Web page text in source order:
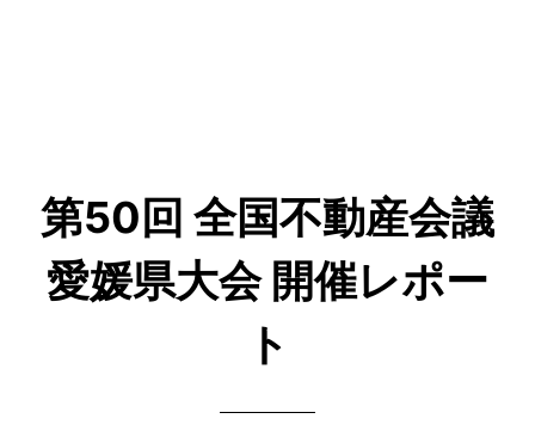
第50回 全国不動産会議
愛媛県大会 開催レポー
ト